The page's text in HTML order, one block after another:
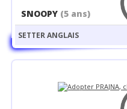
SNOOPY (5 ans)
SETTER ANGLAIS